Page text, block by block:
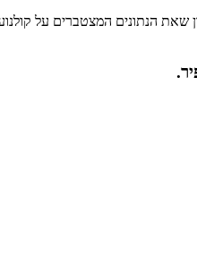
הנתונים המצטברים על קולנוע